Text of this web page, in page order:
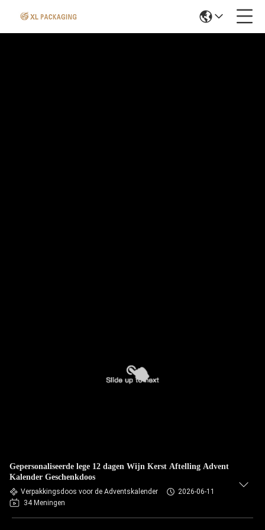
Gepersonaliseerde lege 12 dagen Wijn Kerst Aftelling Advent
Kalender Geschenkdoos
Verpakkingsdoos voor de Adventskalender
2026-06-11
34 Meningen